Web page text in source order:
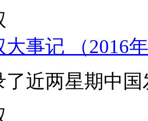
大事记 （2016
了近两星期中